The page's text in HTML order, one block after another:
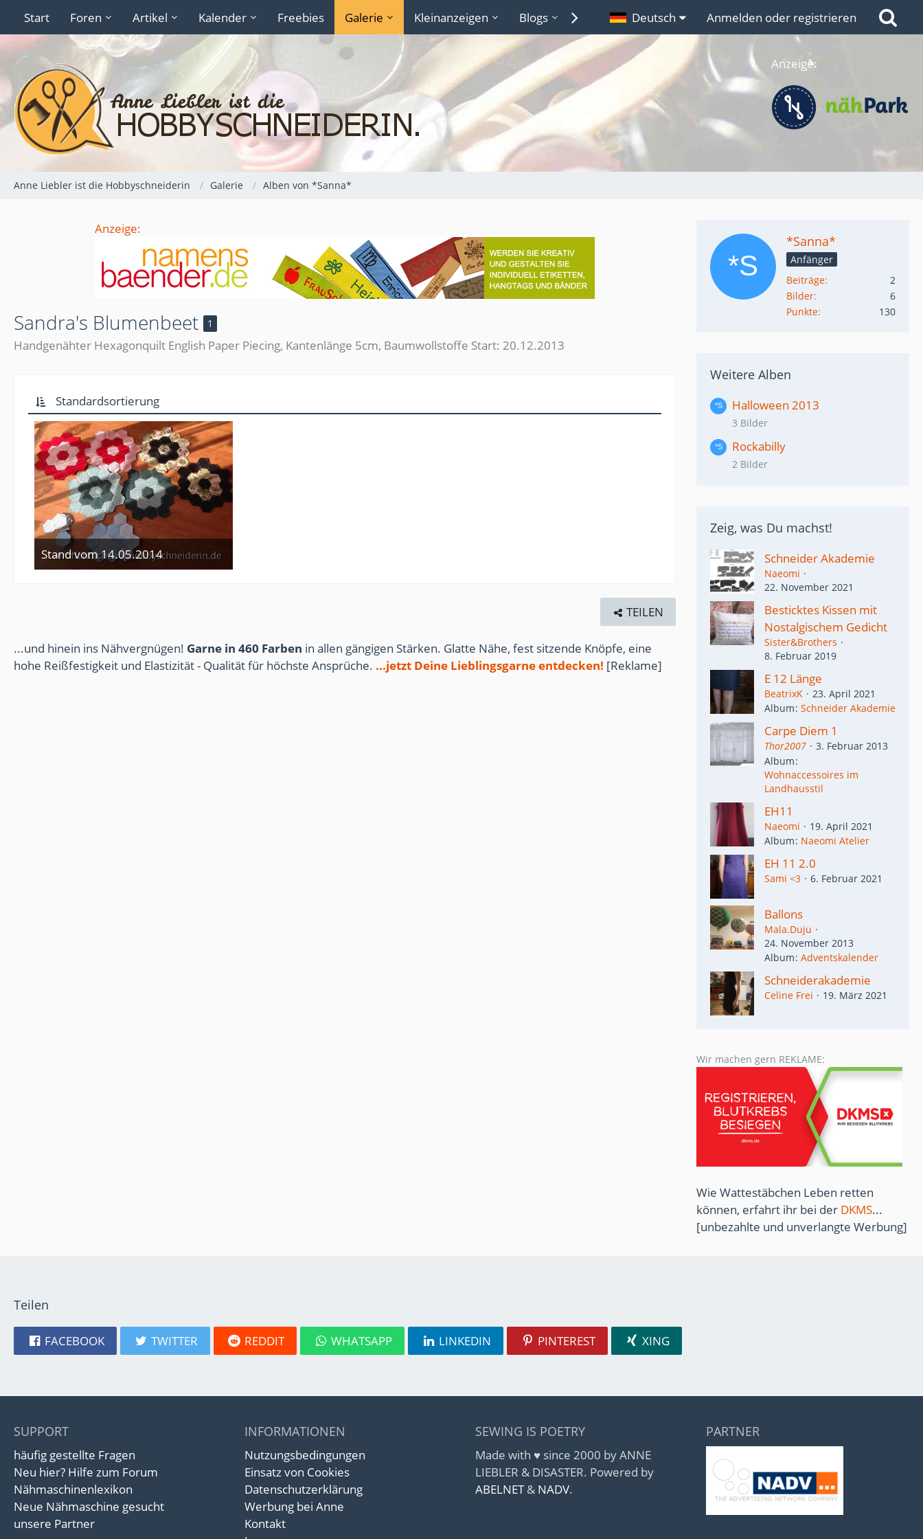
Start Foren Artikel Kalender Freebies Galerie Kleinanzeigen Blogs Lexikon Links
Deutsch Anmelden oder registrieren
Anzeige:
Anne Liebler ist die Hobbyschneiderin Galerie Alben von *Sanna*
Anzeige:
Sandra's Blumenbeet 1
Handgenähter Hexagonquilt English Paper Piecing, Kantenlänge 5cm, Baumwollstoffe Start: 20.12.2013
Standardsortierung
Stand vom 14.05.2014
22. Mai 2014
TEILEN
...und hinein ins Nähvergnügen! Garne in 460 Farben in allen gängigen Stärken. Glatte Nähe, fest sitzende Knöpfe, eine
hohe Reißfestigkeit und Elastizität - Qualität für höchste Ansprüche. ...jetzt Deine Lieblingsgarne entdecken! [Reklame]
*Sanna*
Anfänger
Beiträge
2
Bilder
6
Punkte
130
Weitere Alben
Halloween 2013
3 Bilder
Rockabilly
2 Bilder
Zeig, was Du machst!
Schneider Akademie
Naeomi
22. November 2021
Besticktes Kissen mit
Nostalgischem Gedicht
Sister&Brothers
8. Februar 2019
E 12 Länge
BeatrixK
23. April 2021
Album Schneider Akademie
Carpe Diem 1
Thor2007
3. Februar 2013
Album
Wohnaccessoires im
Landhausstil
EH11
Naeomi
19. April 2021
Album Naeomi Atelier
EH 11 2.0
Sami <3 6. Februar 2021
Ballons
Mala.Duju
24. November 2013
Album Adventskalender
Schneiderakademie
Celine Frei 19. März 2021
Wir machen gern REKLAME:
Wie Wattestäbchen Leben retten
können, erfahrt ihr bei der DKMS...
[unbezahlte und unverlangte Werbung]
Teilen
FACEBOOK TWITTER REDDIT WHATSAPP LINKEDIN PINTEREST XING
SUPPORT
häufig gestellte Fragen
Neu hier? Hilfe zum Forum
Nähmaschinenlexikon
Neue Nähmaschine gesucht
unsere Partner
INFORMATIONEN
Nutzungsbedingungen
Einsatz von Cookies
Datenschutzerklärung
Werbung bei Anne
Kontakt
SEWING IS POETRY
Made with ♥ since 2000 by ANNE
LIEBLER & DISASTER. Powered by
ABELNET& NADV.
PARTNER